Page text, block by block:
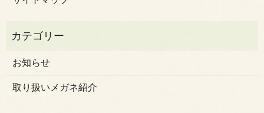
お知らせ
取り扱いメガネ紹介